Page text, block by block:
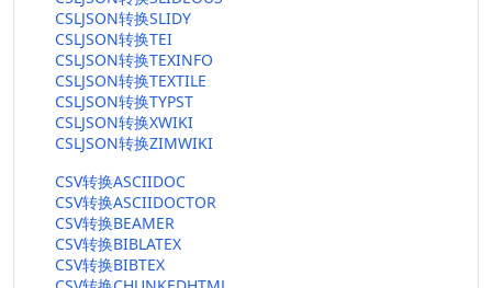
CSLJSON转换SLIDY
CSLJSON转换TEI
CSLJSON转换TEXINFO
CSLJSON转换TEXTILE
CSLJSON转换TYPST
CSLJSON转换XWIKI
CSLJSON转换ZIMWIKI
CSV转换ASCIIDOC
CSV转换ASCIIDOCTOR
CSV转换BEAMER
CSV转换BIBLATEX
CSV转换BIBTEX